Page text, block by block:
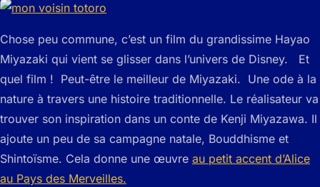
Chose peu commune, c’est un film du grandissime Hayao
Miyazaki qui vient se glisser dans l’univers de Disney. Et
quel film ! Peut-être le meilleur de Miyazaki. Une ode à la
nature à travers une histoire traditionnelle. Le réalisateur va
trouver son inspiration dans un conte de Kenji Miyazawa. Il
ajoute un peu de sa campagne natale, Bouddhisme et
Shintoïsme. Cela donne une œuvre au petit accent d’Alice
au Pays des Merveilles.